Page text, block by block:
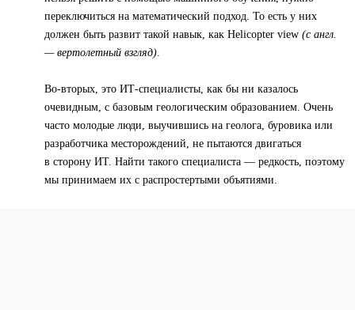
переключиться на математический подход. То есть у них
должен быть развит такой навык, как Helicopter view (с англ.
— вертолетный взгляд).
Во-вторых, это ИТ-специалисты, как бы ни казалось
очевидным, с базовым геологическим образованием. Очень
часто молодые люди, выучившись на геолога, буровика или
разработчика месторождений, не пытаются двигаться
в сторону ИТ. Найти такого специалиста — редкость, поэтому
мы принимаем их с распростертыми объятиями.